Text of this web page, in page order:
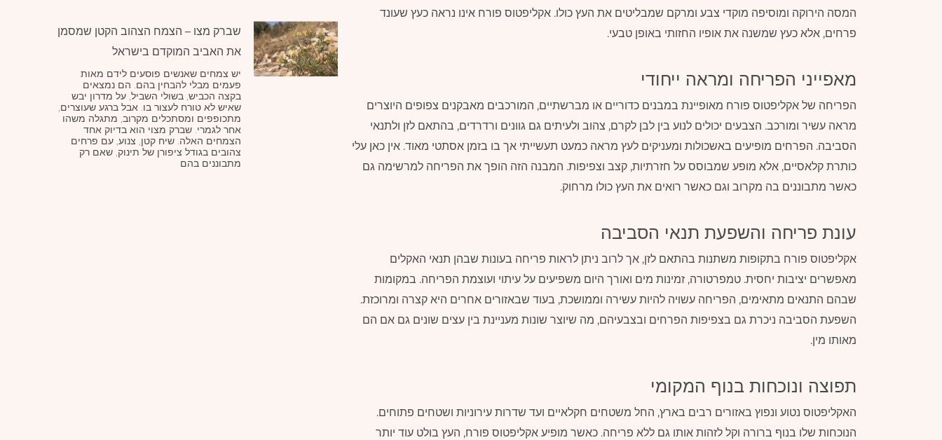
המסה הירוקה ומוסיפה מוקדי צבע ומרקם שמבליטים את העץ כולו. אקליפטוס פורח אינו נראה כעץ שעונד
פרחים, אלא כעץ שמשנה את אופיו החזותי באופן טבעי.
מאפייני הפריחה ומראה ייחודי
הפריחה של אקליפטוס פורח מאופיינת במבנים כדוריים או מברשתיים, המורכבים מאבקנים צפופים היוצרים
מראה עשיר ומורכב. הצבעים יכולים לנוע בין לבן לקרם, צהוב ולעיתים גם גוונים ורדרדים, בהתאם לזן ולתנאי
הסביבה. הפרחים מופיעים באשכולות ומעניקים לעץ מראה כמעט תעשייתי אך בו בזמן אסתטי מאוד. אין כאן עלי
כותרת קלאסיים, אלא מופע שמבוסס על חזרתיות, קצב וצפיפות. המבנה הזה הופך את הפריחה למרשימה גם
כאשר מתבוננים בה מקרוב וגם כאשר רואים את העץ כולו מרחוק.
עונת פריחה והשפעת תנאי הסביבה
אקליפטוס פורח בתקופות משתנות בהתאם לזן, אך לרוב ניתן לראות פריחה בעונות שבהן תנאי האקלים
מאפשרים יציבות יחסית. טמפרטורה, זמינות מים ואורך היום משפיעים על עיתוי ועוצמת הפריחה. במקומות
שבהם התנאים מתאימים, הפריחה עשויה להיות עשירה וממושכת, בעוד שבאזורים אחרים היא קצרה ומרוכזת.
השפעת הסביבה ניכרת גם בצפיפות הפרחים ובצבעיהם, מה שיוצר שונות מעניינת בין עצים שונים גם אם הם
מאותו מין.
תפוצה ונוכחות בנוף המקומי
האקליפטוס נטוע ונפוץ באזורים רבים בארץ, החל משטחים חקלאיים ועד שדרות עירוניות ושטחים פתוחים.
הנוכחות שלו בנוף ברורה וקל לזהות אותו גם ללא פריחה. כאשר מופיע אקליפטוס פורח, העץ בולט עוד יותר
שברק מצו – הצמח הצהוב הקטן שמסמן
את האביב המוקדם בישראל
יש צמחים שאנשים פוסעים לידם מאות
פעמים מבלי להבחין בהם. הם נמצאים
בקצה הכביש, בשולי השביל, על מדרון יבש
שאיש לא טורח לעצור בו. אבל ברגע שעוצרים,
מתכופפים ומסתכלים מקרוב, מתגלה משהו
אחר לגמרי. שברק מצוי הוא בדיוק אחד
הצמחים האלה. שיח קטן, צנוע, עם פרחים
צהובים בגודל ציפורן של תינוק, שאם רק
מתבוננים בהם